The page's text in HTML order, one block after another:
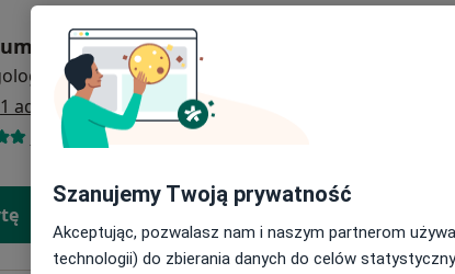
Medyczne Audika
więcej
1 adres
690 opinii
Szanujemy Twoją prywatność
Akceptując, pozwalasz nam i naszym partnerom
technologii) do zbierania danych do celów